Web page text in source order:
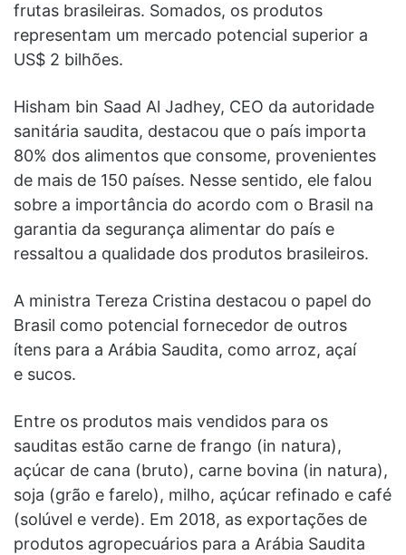
frutas brasileiras. Somados, os produtos
representam um mercado potencial superior a
US$ 2 bilhões.
Hisham bin Saad Al Jadhey, CEO da autoridade
sanitária saudita, destacou que o país importa
80% dos alimentos que consome, provenientes
de mais de 150 países. Nesse sentido, ele falou
sobre a importância do acordo com o Brasil na
garantia da segurança alimentar do país e
ressaltou a qualidade dos produtos brasileiros.
A ministra Tereza Cristina destacou o papel do
Brasil como potencial fornecedor de outros
ítens para a Arábia Saudita, como arroz, açaí
e sucos.
Entre os produtos mais vendidos para os
sauditas estão carne de frango (in natura),
açúcar de cana (bruto), carne bovina (in natura),
soja (grão e farelo), milho, açúcar refinado e café
(solúvel e verde). Em 2018, as exportações de
produtos agropecuários para a Arábia Saudita